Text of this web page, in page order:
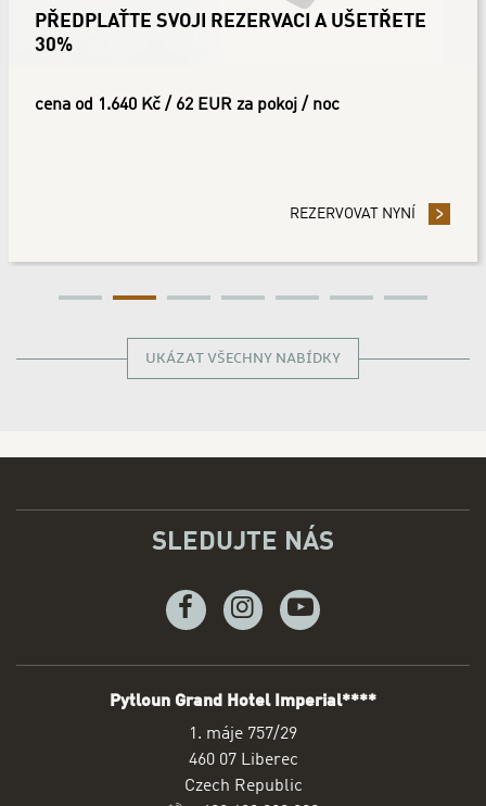
PŘEDPLAŤTE SVOJI REZERVACI A UŠETŘETE
30%
cena od 1.640 Kč / 62 EUR za pokoj / noc
REZERVOVAT NYNÍ-
UKÁZAT VŠECHNY NABÍDKY
ADRESAPytloun Grand Hotel Imperial****
1. máje 757/29
460 07 Liberec
Czech Republic
SLEDUJTE NÁS
FacebookInstagramYoutube